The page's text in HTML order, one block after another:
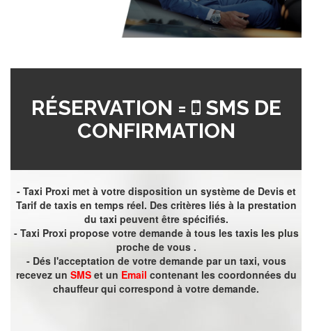
RÉSERVATION =
SMS DE
CONFIRMATION
- Taxi Proxi met à votre disposition un système de Devis et
Tarif de taxis en temps réel. Des critères liés à la prestation
du taxi peuvent être spécifiés.
- Taxi Proxi propose votre demande à tous les taxis les plus
proche de vous .
- Dés l'acceptation de votre demande par un taxi, vous
recevez un SMSet un Email contenant les coordonnées du
chauffeur qui correspond à votre demande.